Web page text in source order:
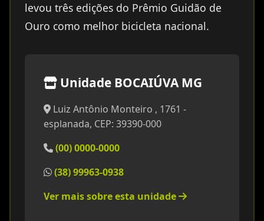
levou três edições do Prêmio Guidão de
Ouro como melhor bicicleta nacional.
Unidade BOCAIÚVA MG
Luiz Antônio Monteiro , 1761 -
esplanada, CEP: 39390-000
(00) 0000-0000
(38) 99963-0938
Ver mais sobre esta unidade